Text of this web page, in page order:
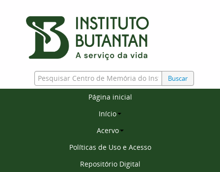
Buscar
Página inicial
Início
Acervo
Políticas de Uso e Acesso
Repositório Digital